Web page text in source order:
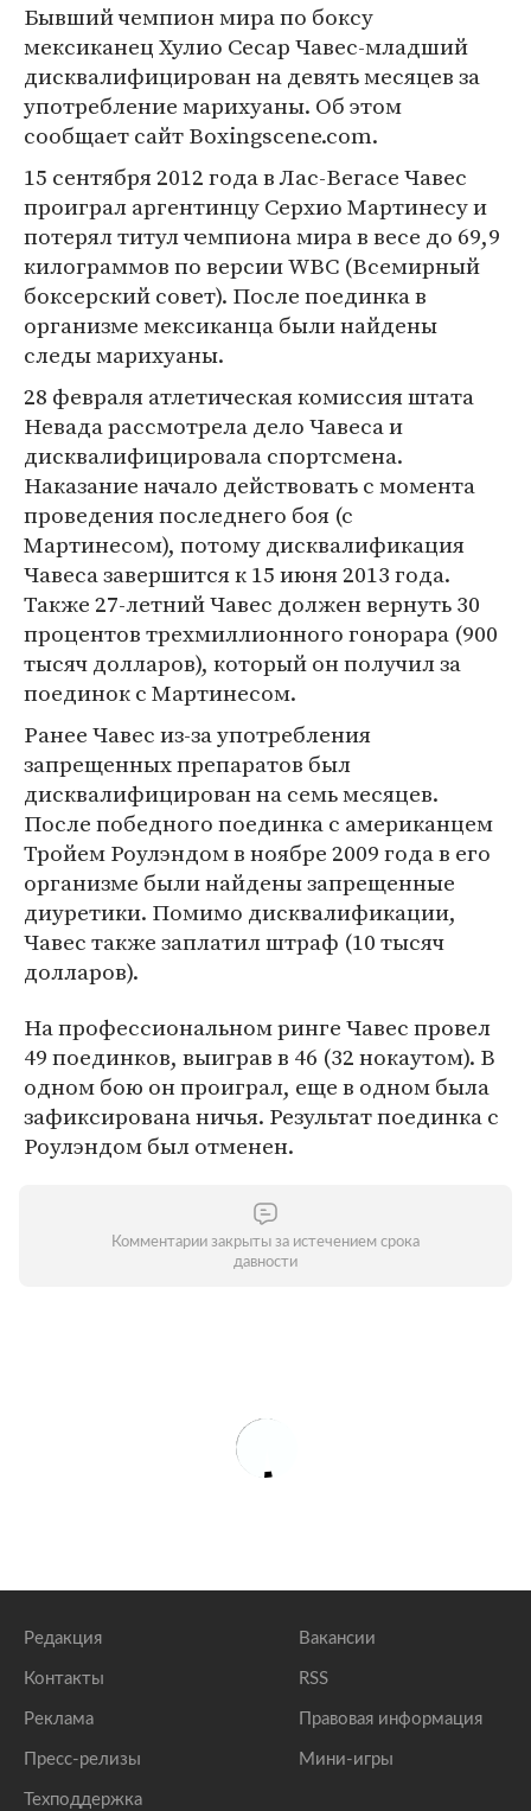
Бывший чемпион мира по боксу
мексиканец Хулио Сесар Чавес-младший
дисквалифицирован на девять месяцев за
употребление марихуаны. Об этом
сообщает сайт Boxingscene.com.
15 сентября 2012 года в Лас-Вегасе Чавес
проиграл аргентинцу Серхио Мартинесу и
потерял титул чемпиона мира в весе до 69,9
килограммов по версии WBC (Всемирный
боксерский совет). После поединка в
организме мексиканца были найдены
следы марихуаны.
28 февраля атлетическая комиссия штата
Невада рассмотрела дело Чавеса и
дисквалифицировала спортсмена.
Наказание начало действовать с момента
проведения последнего боя (с
Мартинесом), потому дисквалификация
Чавеса завершится к 15 июня 2013 года.
Также 27-летний Чавес должен вернуть 30
процентов трехмиллионного гонорара (900
тысяч долларов), который он получил за
поединок с Мартинесом.
Ранее Чавес из-за употребления
запрещенных препаратов был
дисквалифицирован на семь месяцев.
После победного поединка с американцем
Тройем Роулэндом в ноябре 2009 года в его
организме были найдены запрещенные
диуретики. Помимо дисквалификации,
Чавес также заплатил штраф (10 тысяч
долларов).
На профессиональном ринге Чавес провел
49 поединков, выиграв в 46 (32 нокаутом). В
одном бою он проиграл, еще в одном была
зафиксирована ничья. Результат поединка с
Роулэндом был отменен.
Комментарии закрыты за истечением срока
давности
Редакция
Контакты
Реклама
Пресс-релизы
Техподдержка
Вакансии
RSS
Правовая информация
Мини-игры